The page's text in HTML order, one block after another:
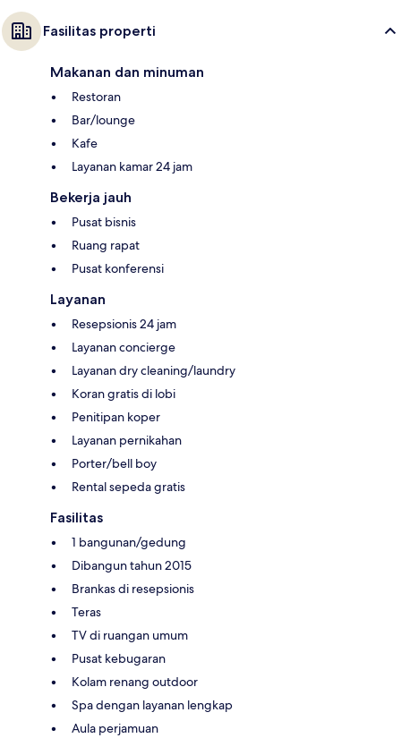
Fasilitas properti
Makanan dan minuman
Restoran
Bar/lounge
Kafe
Layanan kamar 24 jam
Bekerja jauh
Pusat bisnis
Ruang rapat
Pusat konferensi
Layanan
Resepsionis 24 jam
Layanan concierge
Layanan dry cleaning/laundry
Koran gratis di lobi
Penitipan koper
Layanan pernikahan
Porter/bell boy
Rental sepeda gratis
Fasilitas
1 bangunan/gedung
Dibangun tahun 2015
Brankas di resepsionis
Teras
TV di ruangan umum
Pusat kebugaran
Kolam renang outdoor
Spa dengan layanan lengkap
Aula perjamuan